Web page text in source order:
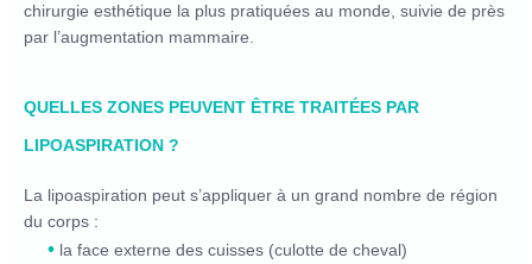
chirurgie esthétique la plus pratiquées au monde, suivie de près
par l’augmentation mammaire.
QUELLES ZONES PEUVENT ÊTRE TRAITÉES PAR
LIPOASPIRATION ?
La lipoaspiration peut s’appliquer à un grand nombre de région
du corps :
la face externe des cuisses (culotte de cheval)